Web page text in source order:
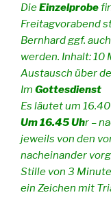
DieEinzelprobe
Freitagvorabend
Bernhard ggf.
werden. Inhalt: 10
Austausch über
Im Gottesdienst
Es läutet um 16.40
Um 16.45 Uhr –
jeweils von den
nacheinander
Stille von 3
ein Zeichen mit